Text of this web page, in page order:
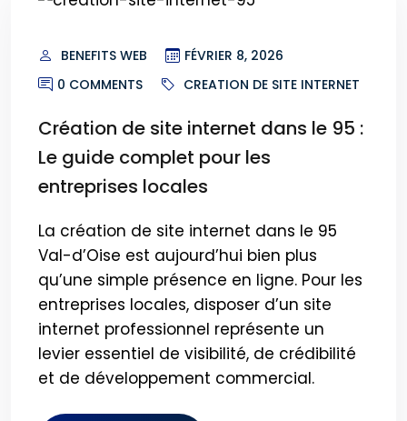
BENEFITS WEB
FÉVRIER 8, 2026
0 COMMENTS
CREATION DE SITE INTERNET
Création de site internet dans le 95 :
Le guide complet pour les
entreprises locales
La création de site internet dans le 95
Val-d’Oise est aujourd’hui bien plus
qu’une simple présence en ligne. Pour les
entreprises locales, disposer d’un site
internet professionnel représente un
levier essentiel de visibilité, de crédibilité
et de développement commercial.